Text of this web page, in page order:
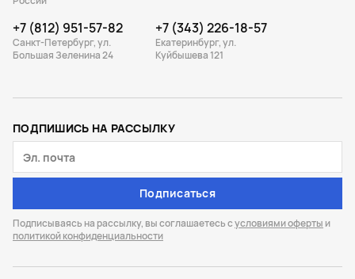
+7 (812) 951-57-82
Санкт-Петербург, ул.
Большая Зеленина 24
+7 (343) 226-18-57
Екатеринбург, ул.
Куйбышева 121
ПОДПИШИСЬ НА РАССЫЛКУ
Подписаться
Подписываясь на рассылку, вы соглашаетесь сусловиями оферты и
политикой конфиденциальности